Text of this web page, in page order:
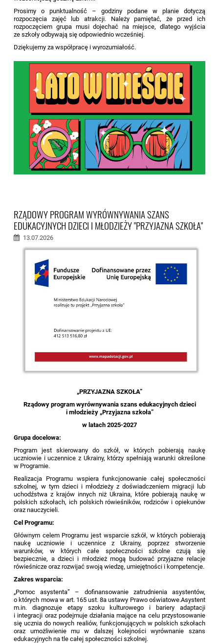
Prosimy o punktualność – godziny podane w planie dotyczą
rozpoczęcia zajęć lub atrakcji. Należy pamiętać, że przed ich
rozpoczęciem grupa musi dojechać na miejsce, dlatego wyjścia
ze szkoły odbywają się odpowiednio wcześniej.
Dziękujemy za współpracę i wyrozumiałość.
RZĄDOWY PROGRAM WYRÓWNYWANIA SZANS
EDUKACYJNYCH DZIECI I MŁODZIEŻY "PRZYJAZNA SZKOŁA"
13.07.2026
„PRZYJAZNA SZKOŁA”
Rządowy program wyrównywania szans edukacyjnych dzieci
i młodzieży „Przyjazna szkoła”
w latach 2025-2027
Grupa docelowa:
Program jest skierowany do szkół, w których pobierają naukę
uczniowie i uczennice z Ukrainy, którzy spełniają warunki określone
w Programie.
Realizacja Programu wspiera funkcjonowanie całej społeczności
szkolnej, w tym dzieci i młodzieży z doświadczeniem migracji lub
uchodźstwa z krajów innych niż Ukraina, które pobierają naukę w
polskich szkołach, ich polskich rówieśników, rodziców i opiekunów
oraz nauczycieli.
Cel Programu:
Głównym celem Programu jest wsparcie szkół, w których pobierają
naukę uczniowie i uczennice z Ukrainy, poprzez stworzenie
warunków, w których całe społeczności szkolne czują się
bezpiecznie, a dzieci i młodzież mogą budować przyjazne relacje
rówieśnicze oraz rozwijać swoją wiedzę, umiejętności i kompetencje.
Zakres wsparcia:
„Pomoc asystenta” – dofinansowanie zatrudnienia asystentów,
o których mowa w art. 165 ust. 8a ustawy Prawo oświatowe.Asystent
m.in. diagnozuje etapy szoku kulturowego i bariery adaptacji
i integracji oraz podejmuje działania mające na celu przystosowanie
się ucznia do nowych realiów, funkcjonujących w polskich szkołach
oraz umożliwienie mu w dalszej kolejności wyrównanie szans
edukacyjnych na tle całej społeczności szkolnej.